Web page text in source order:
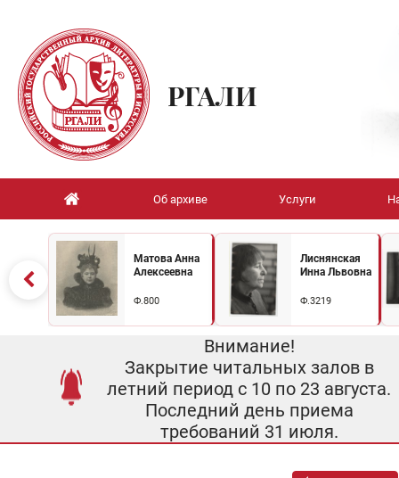
РГАЛИ
Об архиве Услуги
Матова Анна
Алексеевна
Ф.800
Лиснянская
Инна Львовна
Ф.3219
Внимание!
Закрытие читальных залов в
летний период с 10 по 23 августа.
Последний день приема
требований 31 июля.